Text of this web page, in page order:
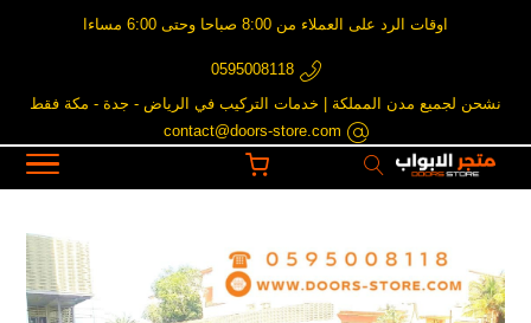
اوقات الرد على العملاء من 8:00 صباحا وحتى 6:00 مساءا
0595008118
نشحن لجميع مدن المملكة | خدمات التركيب في الرياض - جدة - مكة فقط
contact@doors-store.com